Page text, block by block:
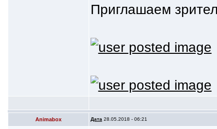
Приглашаем
Animabox Дата 28.05.2018 - 06:21